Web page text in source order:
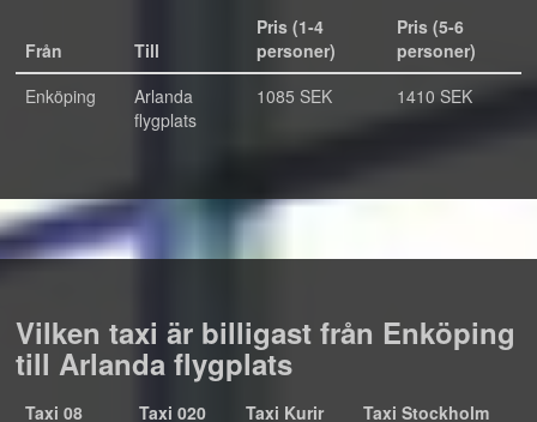
Från Till
Pris (1-4
personer)
Pris (5-6
personer)
Enköping
Arlanda
flygplats
1085 SEK 1410 SEK
Vilken taxi är billigast från Enköping
till Arlanda flygplats
Taxi 08 Taxi 020 Taxi Kurir Taxi Stockholm